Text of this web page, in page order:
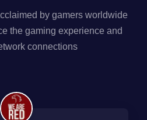
by gamers worldwide
the gaming experience and
connections